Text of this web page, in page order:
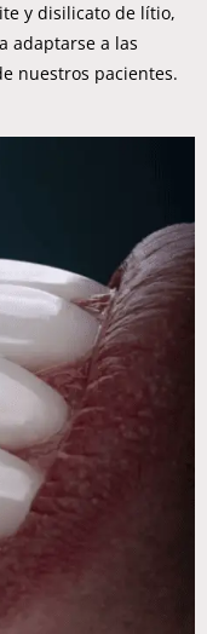
y disilicato de lítio,
adaptarse a las
nuestros pacientes.